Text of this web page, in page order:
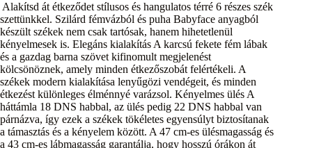
Alakítsd át étkeződet stílusos és hangulatos térré 6 részes szék
szettünkkel. Szilárd fémvázból és puha Babyface anyagból
készült székek nem csak tartósak, hanem hihetetlenül
kényelmesek is. Elegáns kialakítás A karcsú fekete fém lábak
és a gazdag barna szövet kifinomult megjelenést
kölcsönöznek, amely minden étkezőszobát felértékeli. A
székek modern kialakítása lenyűgözi vendégeit, és minden
étkezést különleges élménnyé varázsol. Kényelmes ülés A
háttámla 18 DNS habbal, az ülés pedig 22 DNS habbal van
párnázva, így ezek a székek tökéletes egyensúlyt biztosítanak
a támasztás és a kényelem között. A 47 cm-es ülésmagasság és
a 43 cm-es lábmagasság garantálja, hogy hosszú órákon át